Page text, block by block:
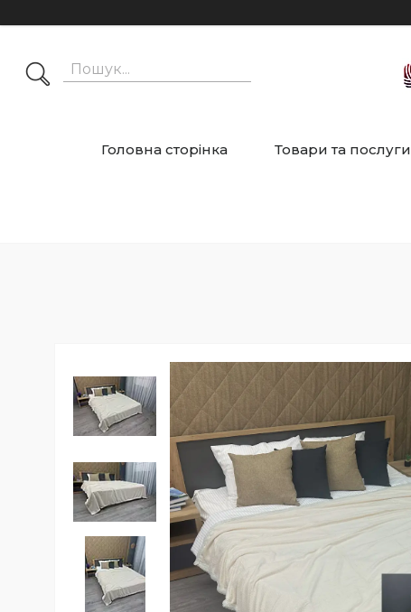
Головна сторінка Товари та послуги